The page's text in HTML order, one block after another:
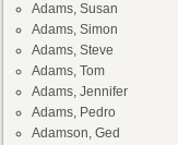
Adams, Susan
Adams, Simon
Adams, Steve
Adams, Tom
Adams, Jennifer
Adams, Pedro
Adamson, Ged